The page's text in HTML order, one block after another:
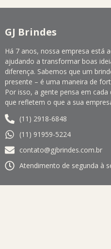
GJ Brindes
Há 7 anos, nossa empresa está
ajudando a transformar boas
diferença. Sabemos que um
presente – é uma maneira de
Por isso, a gente pensa em
que refletem o que a sua
(11) 2918-6848
(11) 91959-5224
contato@gjbrindes.com.br
Atendimento de segunda à